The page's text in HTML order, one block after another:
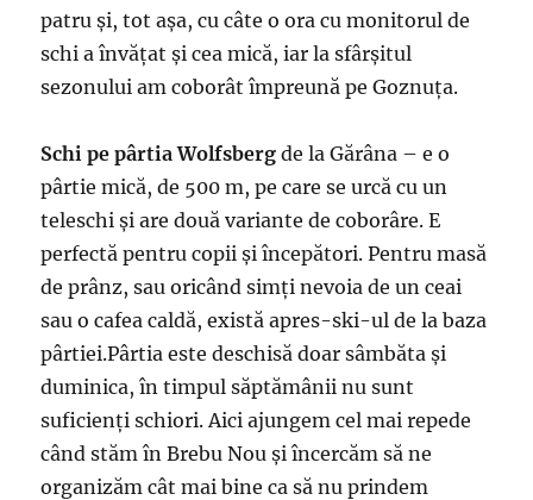
patru și, tot așa, cu câte o ora cu monitorul de
schi a învățat și cea mică, iar la sfârșitul
sezonului am coborât împreună pe Goznuța.
Schi pe pârtia Wolfsberg de la Gărâna – e o
pârtie mică, de 500 m, pe care se urcă cu un
teleschi și are două variante de coborâre. E
perfectă pentru copii și începători. Pentru masă
de prânz, sau oricând simți nevoia de un ceai
sau o cafea caldă, există apres-ski-ul de la baza
pârtiei.Pârtia este deschisă doar sâmbăta și
duminica, în timpul săptămânii nu sunt
suficienți schiori. Aici ajungem cel mai repede
când stăm în Brebu Nou și încercăm să ne
organizăm cât mai bine ca să nu prindem